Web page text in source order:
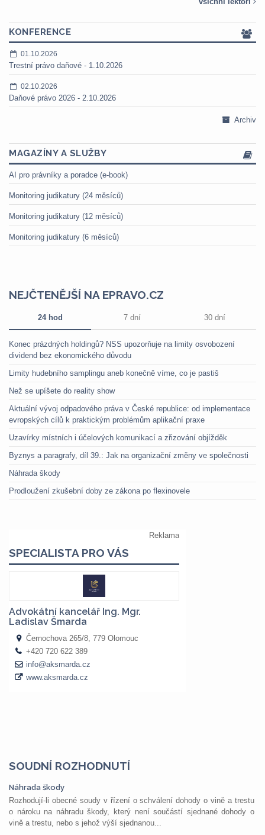
KONFERENCE
01.10.2026
Trestní právo daňové - 1.10.2026
02.10.2026
Daňové právo 2026 - 2.10.2026
Archiv
MAGAZÍNY A SLUŽBY
AI pro právníky a poradce (e-book)
Monitoring judikatury (24 měsíců)
Monitoring judikatury (12 měsíců)
Monitoring judikatury (6 měsíců)
NEJČTENĚJŠÍ NA EPRAVO.CZ
24 hod 7 dní 30 dní
Konec prázdných holdingů? NSS upozorňuje na limity osvobození
dividend bez ekonomického důvodu
Limity hudebního samplingu aneb konečně víme, co je pastiš
Než se upíšete do reality show
Aktuální vývoj odpadového práva v České republice: od implementace
evropských cílů k praktickým problémům aplikační praxe
Uzavírky místních i účelových komunikací a zřizování objížděk
Byznys a paragrafy, díl 39.: Jak na organizační změny ve společnosti
Náhrada škody
Prodloužení zkušební doby ze zákona po flexinovele
SOUDNÍ ROZHODNUTÍ
Náhrada škody
Rozhodují-li obecné soudy v řízení o schválení dohody o vině a trestu
o nároku na náhradu škody, který není součástí sjednané dohody o
vině a trestu, nebo s jehož výší sjednanou...